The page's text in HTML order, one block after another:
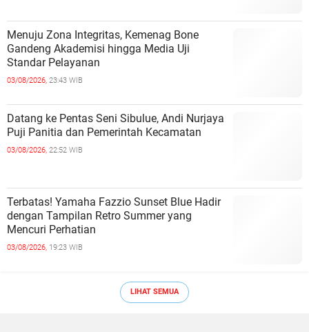
Menuju Zona Integritas, Kemenag Bone
Gandeng Akademisi hingga Media Uji
Standar Pelayanan
03/08/2026, 23:43 WIB
Datang ke Pentas Seni Sibulue, Andi Nurjaya
Puji Panitia dan Pemerintah Kecamatan
03/08/2026, 22:52 WIB
Terbatas! Yamaha Fazzio Sunset Blue Hadir
dengan Tampilan Retro Summer yang
Mencuri Perhatian
03/08/2026, 19:23 WIB
LIHAT SEMUA